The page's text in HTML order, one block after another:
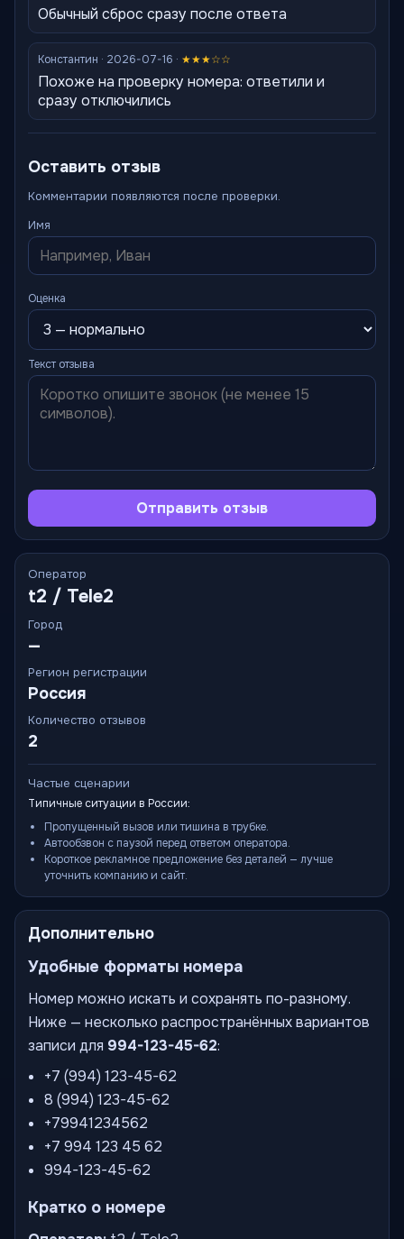
Обычный сброс сразу после ответа
Константин · 2026-07-16 · ★★★☆☆
Похоже на проверку номера: ответили и
сразу отключились
Оставить отзыв
Комментарии появляются после проверки.
Имя
Оценка
Текст отзыва
Отправить отзыв
Оператор
t2 / Tele2
Город
—
Регион регистрации
Россия
Количество отзывов
2
Частые сценарии
Типичные ситуации в России:
Пропущенный вызов или тишина в трубке.
Автообзвон с паузой перед ответом оператора.
Короткое рекламное предложение без деталей — лучше
уточнить компанию и сайт.
Дополнительно
Удобные форматы номера
Номер можно искать и сохранять по-разному.
Ниже — несколько распространённых вариантов
записи для 994-123-45-62:
+7 (994) 123-45-62
8 (994) 123-45-62
+79941234562
+7 994 123 45 62
994-123-45-62
Кратко о номере